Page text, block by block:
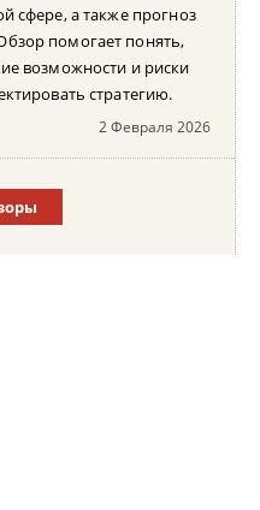
сфере, а также прогноз
помогает понять,
возможности и риски
стратегию.
2 Февраля 2026